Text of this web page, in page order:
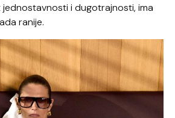
i dugotrajnosti, ima
ranije.